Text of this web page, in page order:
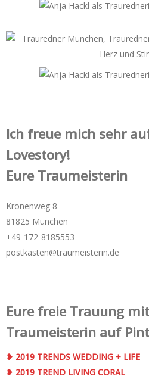
Ich freue mich sehr
Lovestory!
Eure Traumeisterin
Kronenweg 8
81825 München
+49-172-­8185553
postkasten@traumeisterin.de
Eure freie Trauung
Traumeisterin auf
❥ 2019 TRENDS WEDDING + LIFE
❥ 2019 TREND LIVING CORAL